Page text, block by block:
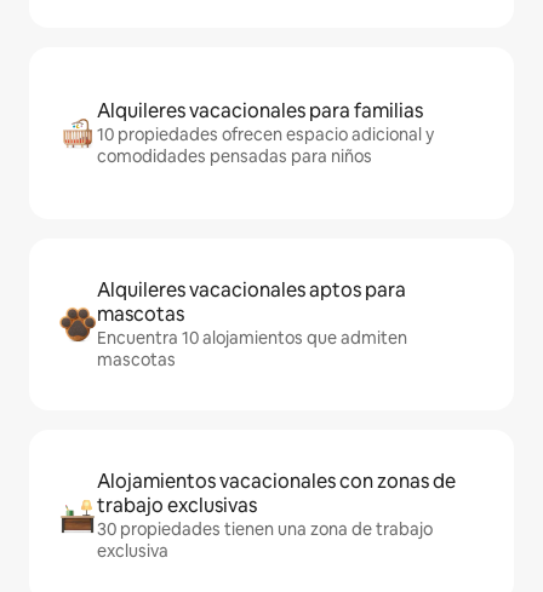
Alquileres vacacionales para familias
10 propiedades ofrecen espacio adicional y
comodidades pensadas para niños
Alquileres vacacionales aptos para
mascotas
Encuentra 10 alojamientos que admiten
mascotas
Alojamientos vacacionales con zonas de
trabajo exclusivas
30 propiedades tienen una zona de trabajo
exclusiva